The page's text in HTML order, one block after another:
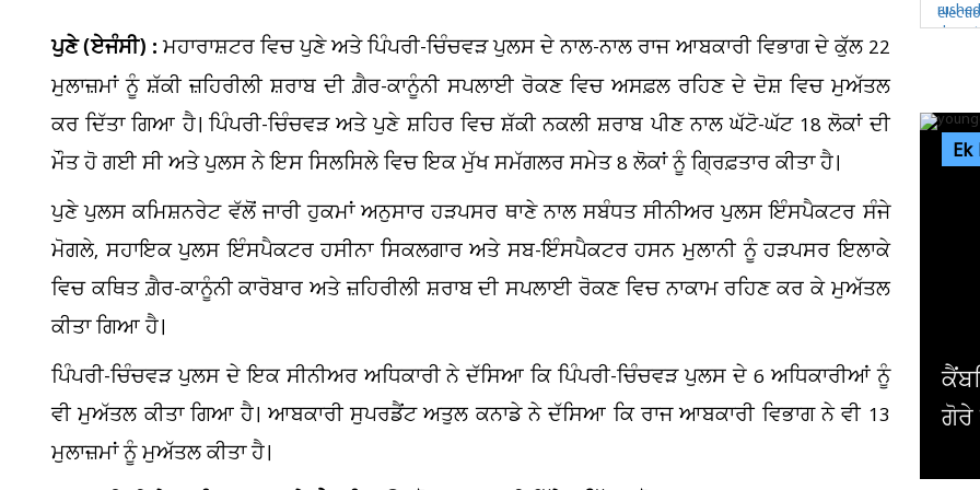
ਪੁਣੇ (ਏਜੰਸੀ) :ਮਹਾਰਾਸ਼ਟਰ ਵਿਚ ਪੁਣੇ ਅਤੇ ਪਿੰਪਰੀ-ਚਿੰਚਵੜ ਪੁਲਸ ਦੇ ਨਾਲ-ਨਾਲ ਰਾਜ ਆਬਕਾਰੀ ਵਿਭਾਗ ਦੇ ਕੁੱਲ 22
ਮੁਲਾਜ਼ਮਾਂ ਨੂੰ ਸ਼ੱਕੀ ਜ਼ਹਿਰੀਲੀ ਸ਼ਰਾਬ ਦੀ ਗ਼ੈਰ-ਕਾਨੂੰਨੀ ਸਪਲਾਈ ਰੋਕਣ ਵਿਚ ਅਸਫ਼ਲ ਰਹਿਣ ਦੇ ਦੋਸ਼ ਵਿਚ ਮੁਅੱਤਲ
ਕਰ ਦਿੱਤਾ ਗਿਆ ਹੈ। ਪਿੰਪਰੀ-ਚਿੰਚਵੜ ਅਤੇ ਪੁਣੇ ਸ਼ਹਿਰ ਵਿਚ ਸ਼ੱਕੀ ਨਕਲੀ ਸ਼ਰਾਬ ਪੀਣ ਨਾਲ ਘੱਟੋ-ਘੱਟ 18 ਲੋਕਾਂ ਦੀ
ਮੌਤ ਹੋ ਗਈ ਸੀ ਅਤੇ ਪੁਲਸ ਨੇ ਇਸ ਸਿਲਸਿਲੇ ਵਿਚ ਇਕ ਮੁੱਖ ਸਮੱਗਲਰ ਸਮੇਤ 8 ਲੋਕਾਂ ਨੂੰ ਗ੍ਰਿਫ਼ਤਾਰ ਕੀਤਾ ਹੈ।
ਪੁਣੇ ਪੁਲਸ ਕਮਿਸ਼ਨਰੇਟ ਵੱਲੋਂ ਜਾਰੀ ਹੁਕਮਾਂ ਅਨੁਸਾਰ ਹੜਪਸਰ ਥਾਣੇ ਨਾਲ ਸਬੰਧਤ ਸੀਨੀਅਰ ਪੁਲਸ ਇੰਸਪੈਕਟਰ ਸੰਜੇ
ਮੋਗਲੇ, ਸਹਾਇਕ ਪੁਲਸ ਇੰਸਪੈਕਟਰ ਹਸੀਨਾ ਸਿਕਲਗਾਰ ਅਤੇ ਸਬ-ਇੰਸਪੈਕਟਰ ਹਸਨ ਮੁਲਾਨੀ ਨੂੰ ਹੜਪਸਰ ਇਲਾਕੇ
ਵਿਚ ਕਥਿਤ ਗ਼ੈਰ-ਕਾਨੂੰਨੀ ਕਾਰੋਬਾਰ ਅਤੇ ਜ਼ਹਿਰੀਲੀ ਸ਼ਰਾਬ ਦੀ ਸਪਲਾਈ ਰੋਕਣ ਵਿਚ ਨਾਕਾਮ ਰਹਿਣ ਕਰ ਕੇ ਮੁਅੱਤਲ
ਕੀਤਾ ਗਿਆ ਹੈ।
ਪਿੰਪਰੀ-ਚਿੰਚਵੜ ਪੁਲਸ ਦੇ ਇਕ ਸੀਨੀਅਰ ਅਧਿਕਾਰੀ ਨੇ ਦੱਸਿਆ ਕਿ ਪਿੰਪਰੀ-ਚਿੰਚਵੜ ਪੁਲਸ ਦੇ 6 ਅਧਿਕਾਰੀਆਂ ਨੂੰ
ਵੀ ਮੁਅੱਤਲ ਕੀਤਾ ਗਿਆ ਹੈ। ਆਬਕਾਰੀ ਸੁਪਰਡੈਂਟ ਅਤੁਲ ਕਨਾਡੇ ਨੇ ਦੱਸਿਆ ਕਿ ਰਾਜ ਆਬਕਾਰੀ ਵਿਭਾਗ ਨੇ ਵੀ 13
ਮੁਲਾਜ਼ਮਾਂ ਨੂੰ ਮੁਅੱਤਲ ਕੀਤਾ ਹੈ।
Ek
ਕੈਂਬਰਿਜ ਯੂਨੀਵਰਸਿਟੀ ਦੇ
ਗੋਰੇ ਪ੍ਰੋਫੈਸਰ ਨੇ ਦੇ'ਤਾ...